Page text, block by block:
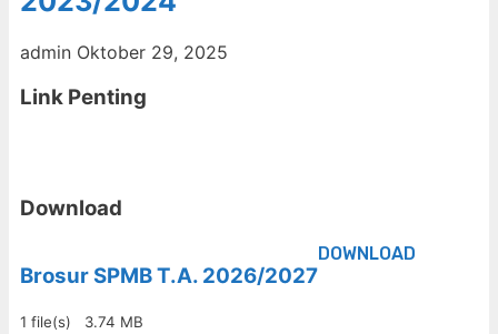
admin Oktober 29, 2025
Link Penting
Download
Brosur SPMB T.A. 2026/2027
1 file(s) 3.74 MB
DOWNLOAD